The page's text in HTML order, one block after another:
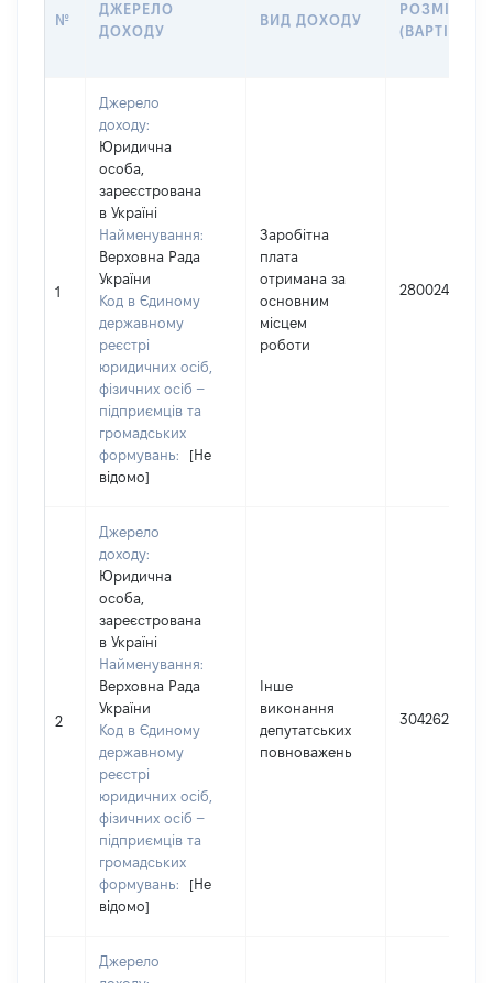
№
ДЖЕРЕЛО
ДОХОДУ
ВИД ДОХОДУ
РОЗМІР
(ВАРТІСТЬ)
1
Джерело
доходу:
Юридична
особа,
зареєстрована
в Україні
Найменування:
Верховна Рада
України
Код в Єдиному
державному
реєстрі
юридичних осіб,
фізичних осіб –
підприємців та
громадських
формувань:
[Не
відомо]
Заробітна
плата
отримана за
основним
місцем
роботи
280024
2
Джерело
доходу:
Юридична
особа,
зареєстрована
в Україні
Найменування:
Верховна Рада
України
Код в Єдиному
державному
реєстрі
юридичних осіб,
фізичних осіб –
підприємців та
громадських
формувань:
[Не
відомо]
Інше
виконання
депутатських
повноважень
304262
Джерело